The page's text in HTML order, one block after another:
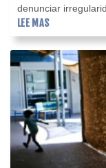
denunciar
exigir la dimisión
Pradhan.
LEE MAS